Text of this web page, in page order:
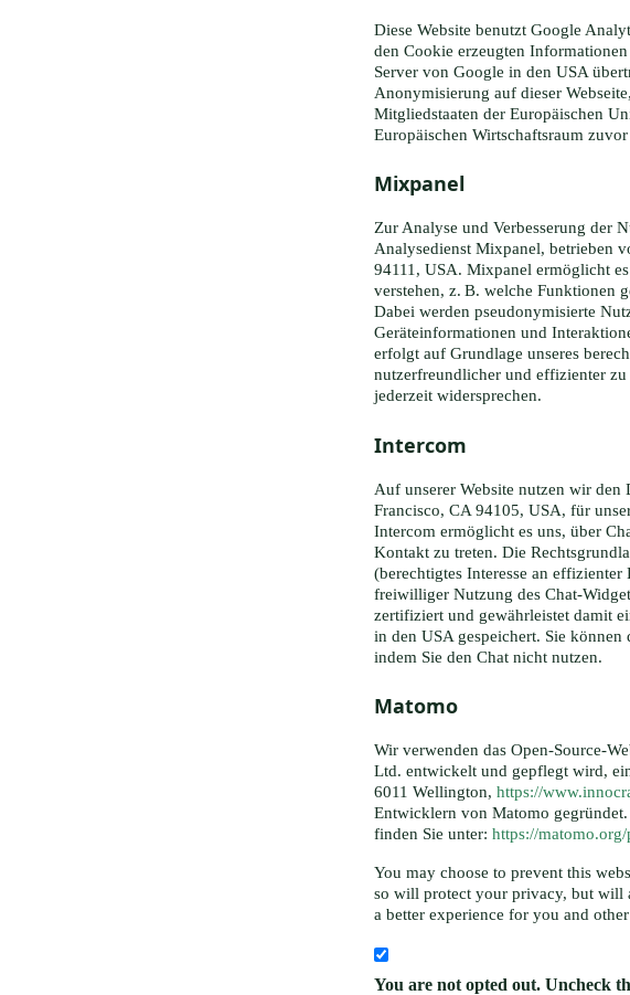
Diese Website benutzt Google
den Cookie erzeugten
Server von Google in den USA
Anonymisierung auf dieser
Mitgliedstaaten der Europäischen
Europäischen Wirtschaftsraum
Mixpanel
Zur Analyse und Verbesserung der
Analysedienst Mixpanel, betrieben
94111, USA. Mixpanel ermöglicht
verstehen, z. B. welche Funktionen
Dabei werden pseudonymisierte
Geräteinformationen und
erfolgt auf Grundlage unseres
nutzerfreundlicher und effizienter
jederzeit widersprechen.
Intercom
Auf unserer Website nutzen wir den
Francisco, CA 94105, USA, für
Intercom ermöglicht es uns, über
Kontakt zu treten. Die
(berechtigtes Interesse an
freiwilliger Nutzung des Chat-
zertifiziert und gewährleistet damit
in den USA gespeichert. Sie
indem Sie den Chat nicht nutzen.
Matomo
Wir verwenden das Open-Source-
Ltd. entwickelt und gepflegt wird,
6011 Wellington, https://
Entwicklern von Matomo
finden Sie unter: https://
You may choose to prevent this
so will protect your privacy, but will
a better experience for you and other
You are not opted out. Uncheck